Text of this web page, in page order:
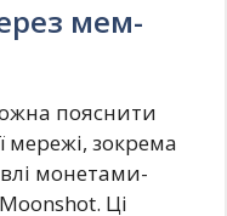
мем-
пояснити
мережі, зокрема
монетами-
Ці